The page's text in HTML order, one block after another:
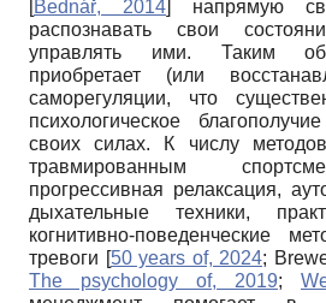
[Bednář, 2014]
напрямую
распознавать свои
управлять ими. Таким
приобретает (или
саморегуляции, что
психологическое
своих силах. К числу
травмированным
прогрессивная релаксация,
дыхательные техники,
когнитивно-поведенческие
тревоги [50 years of, 2024;
The psychology of, 2019;